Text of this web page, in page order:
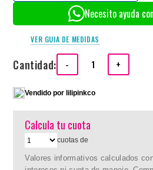
Necesito ayuda
VER GUIA DE MEDIDAS
Cantidad: - +
Vendido porlilipinkco
Calcula tu cuota
cuotas de
Valores informativos calculados